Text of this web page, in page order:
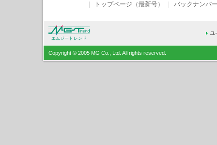
トップページ（最新号） バックナンバ
エムジートレンド
Copyright © 2005 MG Co., Ltd. All rights reserved.